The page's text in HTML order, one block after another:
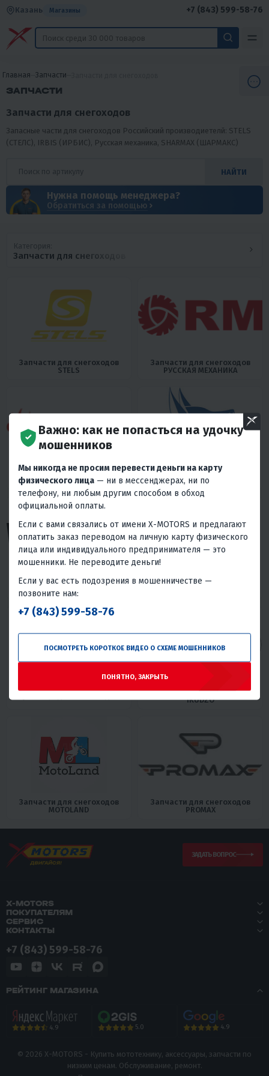
Казань Магазины +7 (843) 599-58-76
Главная Запчасти
ЗАПЧАСТИ
Запчасти для снегоходов
Запасные части для снегоходов Российский производиетелй: STELS
(СТЕЛС), IRBIS (ИРБИС), Русская механика, SHARMAX (ШАРМАКС)
НАЙТИ
Нужна помощь менеджера?
Обратиться за помощью
Категория:
Запчасти для снегоходов
Запчасти для снегоходов
STELS
Запчасти для снегоходов
РУССКАЯ МЕХАНИКА
Запчасти для снегоходов
IRBIS
Запчасти для снегоходов
SNOWFOX
Запчасти для снегоходов
WELS
Ветровые стекла для
Запчасти для снегоходов
IKUDZO
Запчасти для снегоходов
MOTOLAND
Запчасти для снегоходов
PROMAX
ЗАДАТЬ ВОПРОС
X-MOTORS
ПОКУПАТЕЛЯМ
СЕРВИС
КОНТАКТЫ
+7 (843) 599-58-76
РЕЙТИНГ МАГАЗИНА
4.9 5.0 4.9
© 2026 X-MOTORS - Купить мототехнику, аксессуары, запчасти по
низким ценам. Обслуживание, ремонт.
Важно: как не попасться на удочку
мошенников
Мы никогда не просим перевести деньги на карту
физического лица — ни в мессенджерах, ни по
телефону, ни любым другим способом в обход
официальной оплаты.
Если с вами связались от имени X-MOTORS и предлагают
оплатить заказ переводом на личную карту физического
лица или индивидуального предпринимателя — это
мошенники. Не переводите деньги!
Если у вас есть подозрения в мошенничестве —
позвоните нам:
+7 (843) 599-58-76
ПОСМОТРЕТЬ КОРОТКОЕ ВИДЕО О СХЕМЕ МОШЕННИКОВ
ПОНЯТНО, ЗАКРЫТЬ